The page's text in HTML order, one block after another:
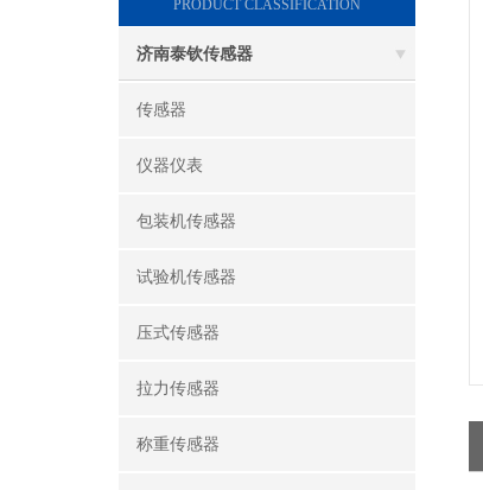
PRODUCT CLASSIFICATION
济南泰钦传感器
传感器
仪器仪表
包装机传感器
试验机传感器
压式传感器
拉力传感器
称重传感器